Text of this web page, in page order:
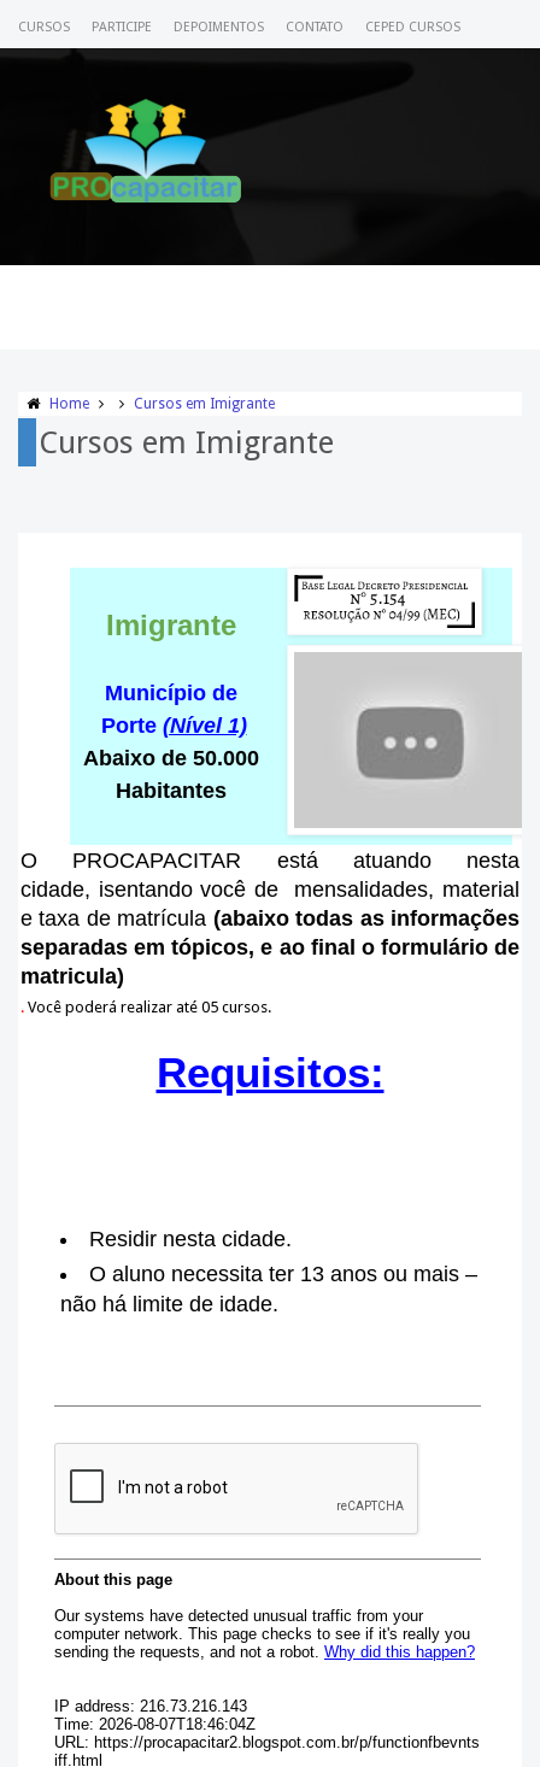
CURSOS PARTICIPE DEPOIMENTOS CONTATO CEPED CURSOS
Home Cursos em Imigrante
Cursos em Imigrante
Imigrante
Município de
Porte (Nível 1)
Abaixo de 50.000
Habitantes
O PROCAPACITAR está atuando nesta
cidade, isentando você de mensalidades, material
e taxa de matrícula (abaixo todas as informações
separadas em tópicos, e ao final o formulário de
matricula)
. Você poderá realizar até 05 cursos.
Requisitos:
Residir nesta cidade.
O aluno necessita ter 13 anos ou mais –
não há limite de idade.